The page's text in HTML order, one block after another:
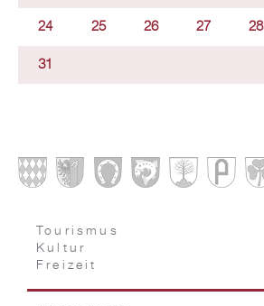
24 25 26 27 28
31
Tourismus
Kultur
Freizeit